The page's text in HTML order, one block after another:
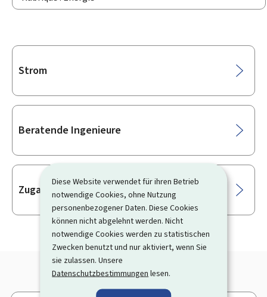
Diese Website verwendet für ihren Betrieb
notwendige Cookies, ohne Nutzung
personenbezogener Daten. Diese Cookies
können nicht abgelehnt werden. Nicht
notwendige Cookies werden zu statistischen
Zwecken benutzt und nur aktiviert, wenn Sie
sie zulassen. Unsere
Datenschutzbestimmungen lesen.
Unterrubriken
Strom
Beratende Ingenieure
Zugang für Sachverständige